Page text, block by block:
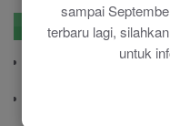
sampai
terbaru lagi,
untuk
No. Penting